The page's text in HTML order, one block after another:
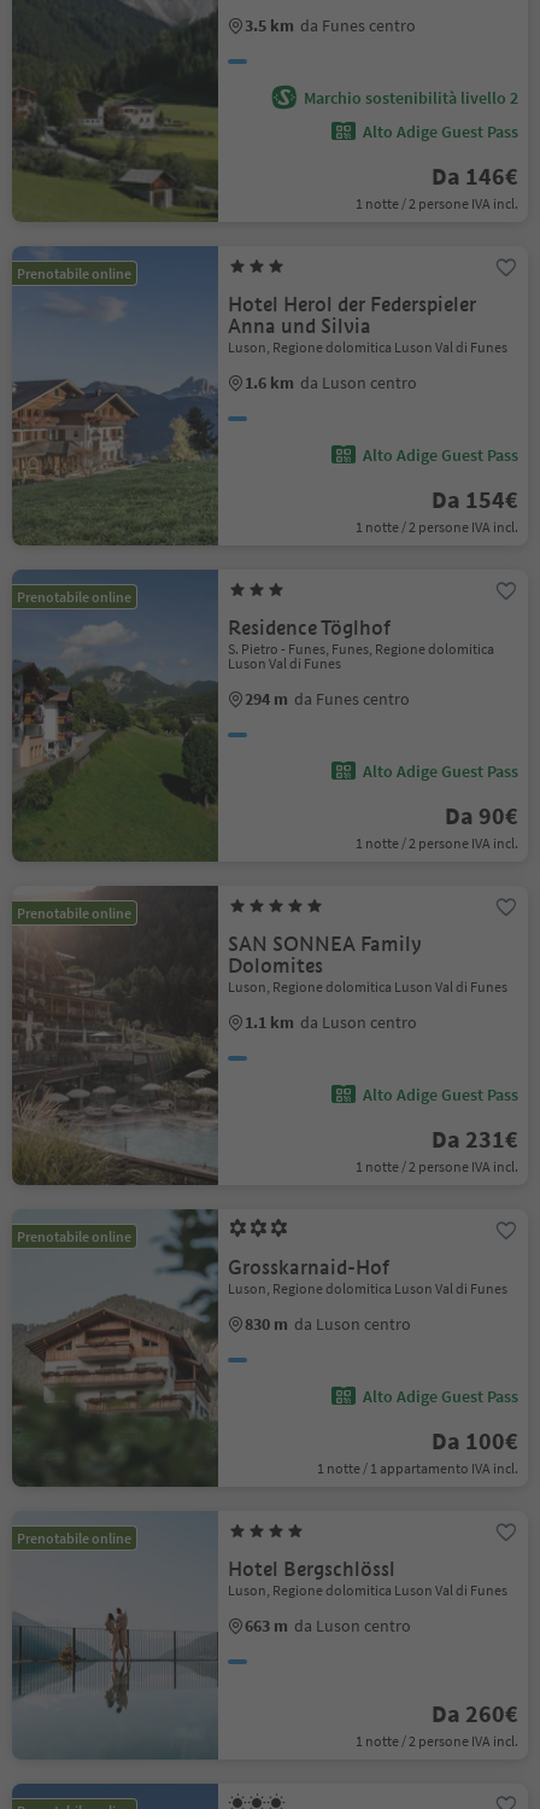
3.5 km da Funes centro
Marchio sostenibilità livello 2
Alto Adige Guest Pass
Da 146€
1 notte / 2 persone IVA incl.
Prenotabile online
Hotel Herol der Federspieler
Anna und Silvia
Luson, Regione dolomitica Luson Val di Funes
1.6 km da Luson centro
Alto Adige Guest Pass
Da 154€
1 notte / 2 persone IVA incl.
Prenotabile online
Residence Töglhof
S. Pietro - Funes, Funes, Regione dolomitica
Luson Val di Funes
294 m da Funes centro
Alto Adige Guest Pass
Da 90€
1 notte / 2 persone IVA incl.
Prenotabile online
SAN SONNEA Family
Dolomites
Luson, Regione dolomitica Luson Val di Funes
1.1 km da Luson centro
Alto Adige Guest Pass
Da 231€
1 notte / 2 persone IVA incl.
Prenotabile online
Grosskarnaid-Hof
Luson, Regione dolomitica Luson Val di Funes
830 m da Luson centro
Alto Adige Guest Pass
Da 100€
1 notte / 1 appartamento IVA incl.
Prenotabile online
Hotel Bergschlössl
Luson, Regione dolomitica Luson Val di Funes
663 m da Luson centro
Da 260€
1 notte / 2 persone IVA incl.